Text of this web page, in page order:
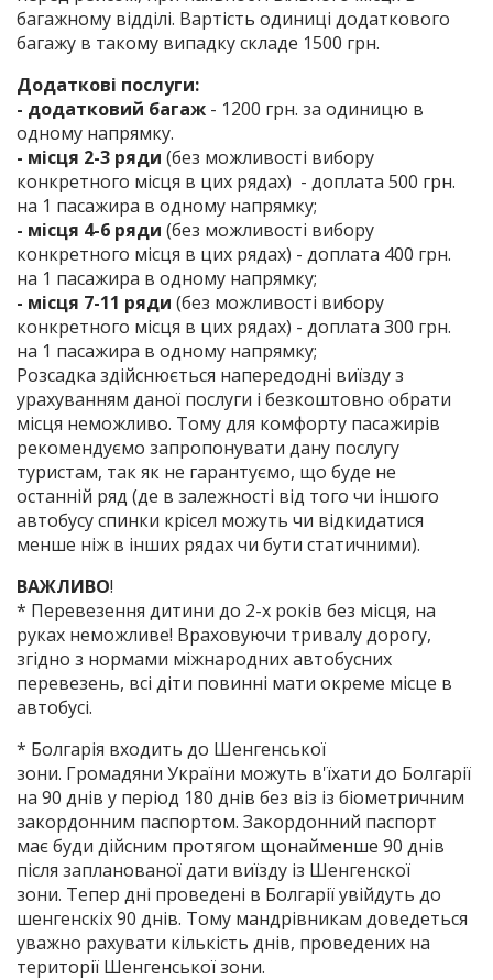
багажному відділі. Вартість одиниці додаткового
багажу в такому випадку складе 1500 грн.
Додаткові послуги:
- додатковий багаж - 1200 грн. за одиницю в
одному напрямку.
- місця 2-3 ряди (без можливості вибору
конкретного місця в цих рядах) - доплата 500 грн.
на 1 пасажира в одному напрямку;
- місця 4-6 ряди (без можливості вибору
конкретного місця в цих рядах) - доплата 400 грн.
на 1 пасажира в одному напрямку;
- місця 7-11 ряди (без можливості вибору
конкретного місця в цих рядах) - доплата 300 грн.
на 1 пасажира в одному напрямку;
Розсадка здійснюється напередодні виїзду з
урахуванням даної послуги і безкоштовно обрати
місця неможливо. Тому для комфорту пасажирів
рекомендуємо запропонувати дану послугу
туристам, так як не гарантуємо, що буде не
останній ряд (де в залежності від того чи іншого
автобусу спинки крісел можуть чи відкидатися
менше ніж в інших рядах чи бути статичними).
ВАЖЛИВО!
* Перевезення дитини до 2-х років без місця, на
руках неможливе! Враховуючи тривалу дорогу,
згідно з нормами міжнародних автобусних
перевезень, всі діти повинні мати окреме місце в
автобусі.
* Болгарія входить до Шенгенської
зони. Громадяни України можуть в'їхати до Болгарії
на 90 днів у період 180 днів без віз із біометричним
закордонним паспортом. Закордонний паспорт
має буди дійсним протягом щонайменше 90 днів
після запланованої дати виїзду із Шенгенскої
зони. Тепер дні проведені в Болгарії увійдуть до
шенгенскіх 90 днів. Тому мандрівникам доведеться
уважно рахувати кількість днів, проведених на
території Шенгенської зони.